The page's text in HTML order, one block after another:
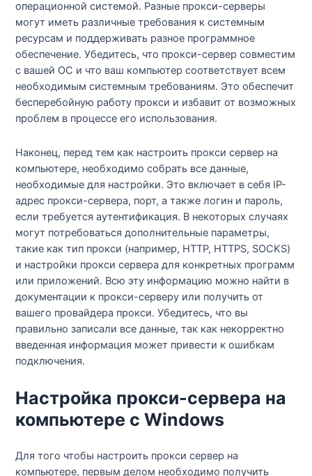
операционной системой. Разные прокси-серверы
могут иметь различные требования к системным
ресурсам и поддерживать разное программное
обеспечение. Убедитесь, что прокси-сервер совместим
с вашей ОС и что ваш компьютер соответствует всем
необходимым системным требованиям. Это обеспечит
бесперебойную работу прокси и избавит от возможных
проблем в процессе его использования.
Наконец, перед тем как настроить прокси сервер на
компьютере, необходимо собрать все данные,
необходимые для настройки. Это включает в себя IP-
адрес прокси-сервера, порт, а также логин и пароль,
если требуется аутентификация. В некоторых случаях
могут потребоваться дополнительные параметры,
такие как тип прокси (например, HTTP, HTTPS, SOCKS)
и настройки прокси сервера для конкретных программ
или приложений. Всю эту информацию можно найти в
документации к прокси-серверу или получить от
вашего провайдера прокси. Убедитесь, что вы
правильно записали все данные, так как некорректно
введенная информация может привести к ошибкам
подключения.
Настройка прокси-сервера на
компьютере с Windows
Для того чтобы настроить прокси сервер на
компьютере, первым делом необходимо получить